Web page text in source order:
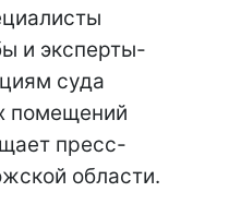
и эксперты-
суда
помещений
пресс-
области.